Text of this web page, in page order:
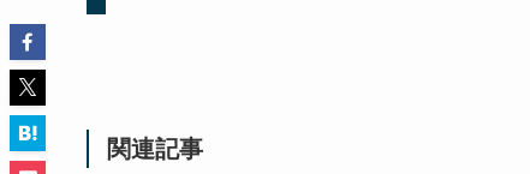
関連記事